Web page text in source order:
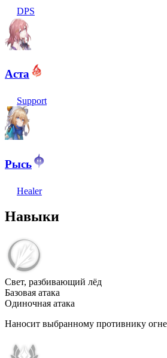
DPS
Аста
Support
Рысь
Healer
Навыки
Свет, разбивающий лёд
Базовая атака
Одиночная атака
Наносит выбранному противнику